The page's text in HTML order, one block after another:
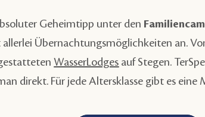
Geheimtipp unter den
Übernachtungsmöglichkeiten an.
WasserLodges auf Stegen.
direkt. Für jede Altersklasse gibt es